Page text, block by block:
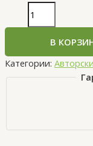
В
Категории: